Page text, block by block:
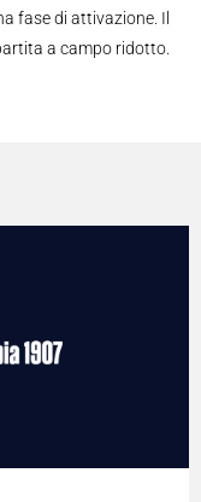
fase di attivazione. Il
a campo ridotto.